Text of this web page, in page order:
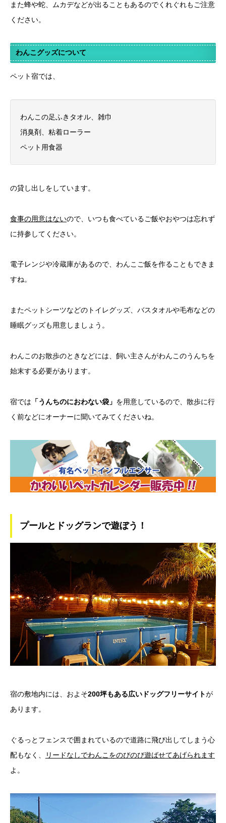
また蜂や蛇、ムカデなどが出ることもあるのでくれぐれもご注意
ください。
わんこグッズについて
ペット宿では、
わんこの足ふきタオル、雑巾
消臭剤、粘着ローラー
ペット用食器
の貸し出しをしています。
食事の用意はないので、いつも食べているご飯やおやつは忘れず
に持参してください。
電子レンジや冷蔵庫があるので、わんこご飯を作ることもできま
すね。
またペットシーツなどのトイレグッズ、バスタオルや毛布などの
睡眠グッズも用意しましょう。
わんこのお散歩のときなどには、飼い主さんがわんこのうんちを
始末する必要があります。
宿では 「うんちのにおわない袋」 を用意しているので、散歩に行
く前などにオーナーに聞いてみてくださいね。
プールとドッグランで遊ぼう！
宿の敷地内には、およそ200坪もある広いドッグフリーサイトが
あります。
ぐるっとフェンスで囲まれているので道路に飛び出してしまう心
配もなく、
リードなしでわんこをのびのび遊ばせてあげられます
よ。